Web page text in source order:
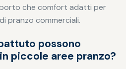
che comfort adatti per
pranzo commerciali.
possono
piccole aree pranzo?